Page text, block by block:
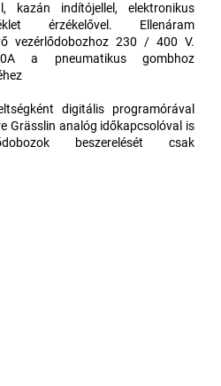
kazán indítójellel, elektronikus
érzékelővel. Ellenáram
vezérlődobozhoz 230 / 400 V.
a pneumatikus gombhoz
digitális programórával
Grässlin analóg időkapcsolóval is
beszerelését csak